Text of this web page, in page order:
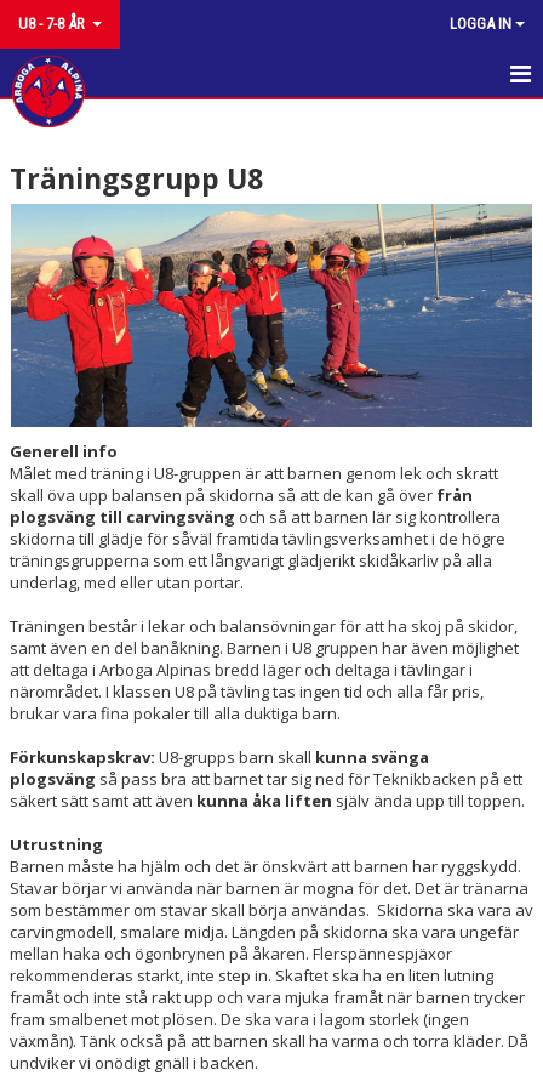
U8 - 7-8 ÅR LOGGA IN
HEM
NYHETER
GRUPPEN
TRÄNINGSTIDER
DOKUMENT
Träningsgrupp U8
Generell info
Målet med träning i U8-gruppen är att barnen genom lek och skratt
skall öva upp balansen på skidorna så att de kan gå över från
plogsväng till carvingsväng och så att barnen lär sig kontrollera
skidorna till glädje för såväl framtida tävlingsverksamhet i de högre
träningsgrupperna som ett långvarigt glädjerikt skidåkarliv på alla
underlag, med eller utan portar.
Träningen består i lekar och balansövningar för att ha skoj på skidor,
samt även en del banåkning. Barnen i U8 gruppen har även möjlighet
att deltaga i Arboga Alpinas bredd läger och deltaga i tävlingar i
närområdet. I klassen U8 på tävling tas ingen tid och alla får pris,
brukar vara fina pokaler till alla duktiga barn.
Förkunskapskrav: U8-grupps barn skall kunna svänga
plogsväng så pass bra att barnet tar sig ned för Teknikbacken på ett
säkert sätt samt att även kunna åka liften själv ända upp till toppen.
Utrustning
Barnen måste ha hjälm och det är önskvärt att barnen har ryggskydd.
Stavar börjar vi använda när barnen är mogna för det. Det är tränarna
som bestämmer om stavar skall börja användas. Skidorna ska vara av
carvingmodell, smalare midja. Längden på skidorna ska vara ungefär
mellan haka och ögonbrynen på åkaren. Flerspännespjäxor
rekommenderas starkt, inte step in. Skaftet ska ha en liten lutning
framåt och inte stå rakt upp och vara mjuka framåt när barnen trycker
fram smalbenet mot plösen. De ska vara i lagom storlek (ingen
växmån). Tänk också på att barnen skall ha varma och torra kläder. Då
undviker vi onödigt gnäll i backen.